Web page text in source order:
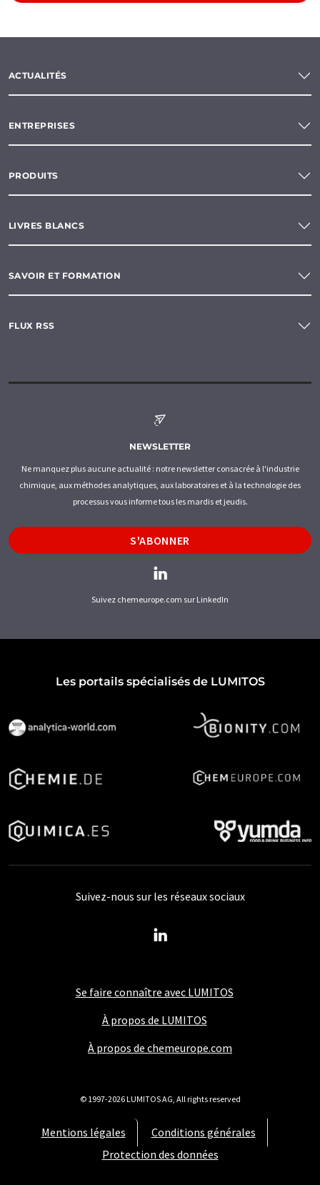
ACTUALITÉS
ENTREPRISES
PRODUITS
LIVRES BLANCS
SAVOIR ET FORMATION
FLUX RSS
NEWSLETTER
Ne manquez plus aucune actualité : notre newsletter consacrée à l'industrie
chimique, aux méthodes analytiques, aux laboratoires et à la technologie des
processus vous informe tous les mardis et jeudis.
S'ABONNER
Suivez chemeurope.com sur LinkedIn
Les portails spécialisés de LUMITOS
Se faire connaître avec LUMITOS
À propos de LUMITOS
À propos de chemeurope.com
Mentions légales
Conditions générales
Protection des données
Suivez-nous sur les réseaux sociaux
© 1997-2026 LUMITOS AG, All rights reserved